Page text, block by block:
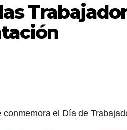
conmemora el Día de